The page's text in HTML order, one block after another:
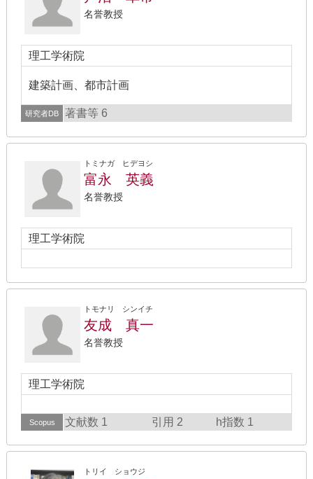
名誉教授
理工学術院
建築計画、都市計画
研究者DB 著書等 6
トミナガ ヒデヨシ
富永 英義
名誉教授
理工学術院
トモナリ シンイチ
友成 真一
名誉教授
理工学術院
Scopus 文献数 1 引用 2 h指数 1
トリイ ショウジ